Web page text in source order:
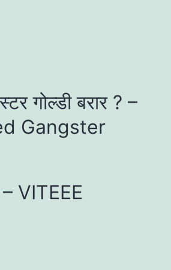
गोल्डी बरार ? –
Gangster
– VITEEE